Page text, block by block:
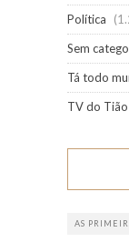
Política
Sem
Tá todo
TV do Tião
AS